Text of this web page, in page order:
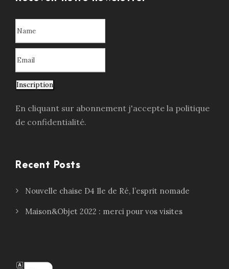
Inscription
En cliquant sur abonnement j'accepte la politique
de confidentialité.
Recent Posts
Nouvelle chaise D4 Ile de Ré, l’esprit nomade
Maison&Objet 2022 : merci pour vos visites